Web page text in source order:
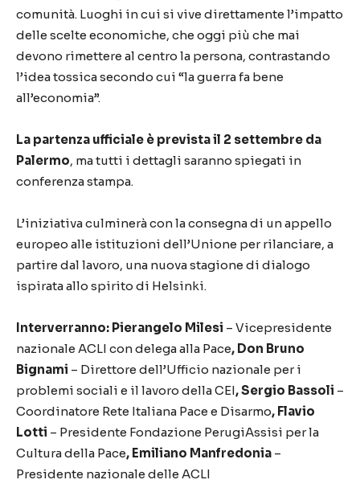
comunità. Luoghi in cui si vive direttamente l’impatto
delle scelte economiche, che oggi più che mai
devono rimettere al centro la persona, contrastando
l’idea tossica secondo cui “la guerra fa bene
all’economia”.
La partenza ufficiale è prevista il 2 settembre da
Palermo, ma tutti i dettagli saranno spiegati in
conferenza stampa.
L’iniziativa culminerà con la consegna di un appello
europeo alle istituzioni dell’Unione per rilanciare, a
partire dal lavoro, una nuova stagione di dialogo
ispirata allo spirito di Helsinki.
Interverranno: Pierangelo Milesi – Vicepresidente
nazionale ACLI con delega alla Pace, Don Bruno
Bignami – Direttore dell’Ufficio nazionale per i
problemi sociali e il lavoro della CEI, Sergio Bassoli –
Coordinatore Rete Italiana Pace e Disarmo, Flavio
Lotti – Presidente Fondazione PerugiAssisi per la
Cultura della Pace, Emiliano Manfredonia –
Presidente nazionale delle ACLI